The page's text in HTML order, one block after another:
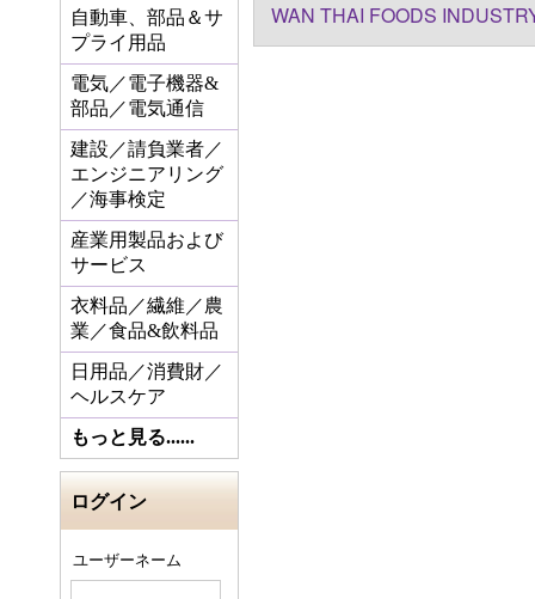
自動車、部品＆サ
プライ用品
電気／電子機器&
部品／電気通信
建設／請負業者／
エンジニアリング
／海事検定
産業用製品および
サービス
衣料品／繊維／農
業／食品&飲料品
日用品／消費財／
ヘルスケア
もっと見る......
ログイン
ユーザーネーム
WAN THAI FOODS